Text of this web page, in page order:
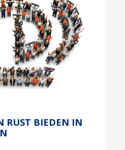
RUST BIEDEN IN